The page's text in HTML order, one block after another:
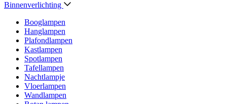
Binnenverlichting
Booglampen
Hanglampen
Plafondlampen
Kastlampen
Spotlampen
Tafellampen
Nachtlampje
Vloerlampen
Wandlampen